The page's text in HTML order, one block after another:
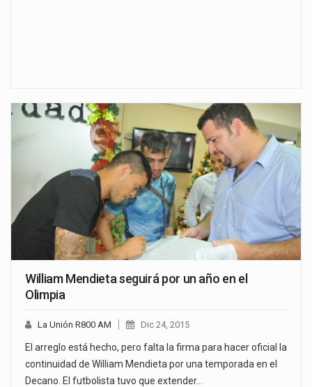
William Mendieta seguirá por un año en el
Olimpia
La Unión R800 AM Dic 24, 2015
El arreglo está hecho, pero falta la firma para hacer oficial la
continuidad de William Mendieta por una temporada en el
Decano. El futbolista tuvo que extender…